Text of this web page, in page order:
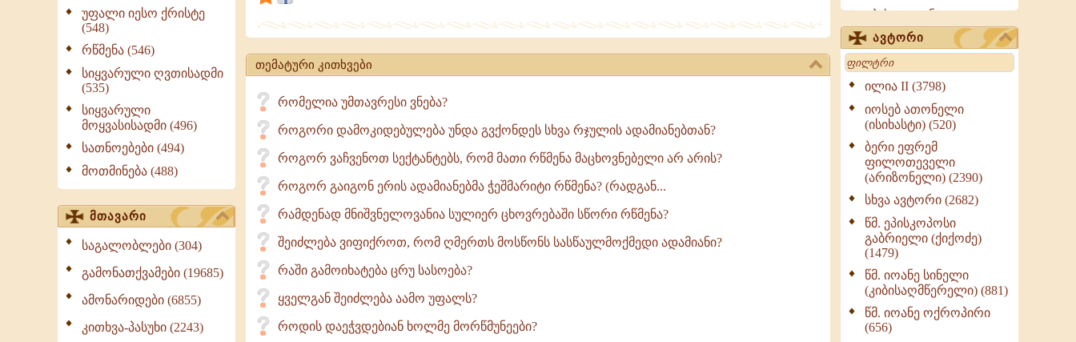
უფალი იესო ქრისტე
(548)
რწმენა (546)
სიყვარული ღვთისადმი
(535)
სიყვარული
მოყვასისადმი (496)
სათნოებები (494)
მოთმინება (488)
მთავარი
საგალობლები (304)
გამონათქვამები (19685)
ამონარიდები (6855)
კითხვა-პასუხი (2243)
სიყვარულით
თემატური კითხვები
რომელია უმთავრესი ვნება?
როგორი დამოკიდებულება უნდა გვქონდეს სხვა რჯულის ადამიანებთან?
როგორ ვაჩვენოთ სექტანტებს, რომ მათი რწმენა მაცხოვნებელი არ არის?
როგორ გაიგონ ერის ადამიანებმა ჭეშმარიტი რწმენა? (რადგან...
რამდენად მნიშვნელოვანია სულიერ ცხოვრებაში სწორი რწმენა?
შეიძლება ვიფიქროთ, რომ ღმერთს მოსწონს სასწაულმოქმედი ადამიანი?
რაში გამოიხატება ცრუ სასოება?
ყველგან შეიძლება აამო უფალს?
როდის დაეჭვდებიან ხოლმე მორწმუნეები?
ეპისტოლენი,
ქადაგებანი, სიტყვანი
(ნაწილი III) (723)
მოძღვრის ძალზე
სასარგებლო რჩევები
მრევლისათვის (545)
Wisdomge (514)
ქადაგებანი გაბრიელ
ეპისკოპოსისა - II ტომი
(370)
სულიერი ცხოვრების
სახელმძღვანელო -
ნაწილი II (369)
ღმერთი და ადამიანები
(287)
ბერის დიადემა (278)
მონაზვნური
გამოცდილების
ავტორი
Search
ილია II (3798)
იოსებ ათონელი
(ისიხასტი) (520)
ბერი ეფრემ
ფილოთეველი
(არიზონელი) (2390)
სხვა ავტორი (2682)
წმ. ეპისკოპოსი
გაბრიელი (ქიქოძე)
(1479)
წმ. იოანე სინელი
(კიბისაღმწერელი) (881)
წმ. იოანე ოქროპირი
(656)